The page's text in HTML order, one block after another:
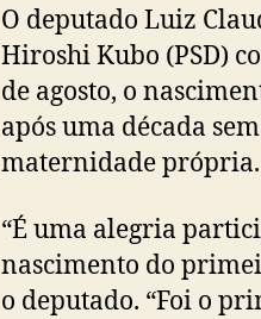
O deputado Luiz
Hiroshi Kubo (PSD)
de agosto, o
após uma década
maternidade própria.
“É uma alegria
nascimento do
o deputado. “Foi o